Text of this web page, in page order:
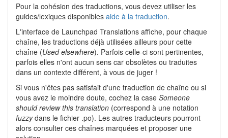
Pour la cohésion des traductions, vous devez utiliser les
guides/lexiques disponibles aide à la traduction.
L'interface de Launchpad Translations affiche, pour chaque
chaîne, les traductions déjà utilisées ailleurs pour cette
chaîne (Used elsewhere). Parfois celle-ci sont pertinentes,
parfois elles n'ont aucun sens car obsolètes ou traduites
dans un contexte différent, à vous de juger !
Si vous n'êtes pas satisfait d'une traduction de chaîne ou si
vous avez le moindre doute, cochez la case Someone
should review this translation (correspond à une notation
fuzzydans le fichier .po). Les autres traducteurs pourront
alors consulter ces chaînes marquées et proposer une